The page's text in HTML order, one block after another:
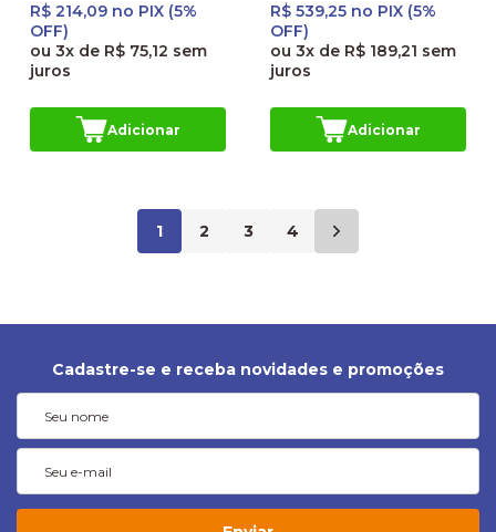
R$ 214,09 no PIX (5%
OFF)
ou 3x de R$ 75,12 sem
juros
Adicionar
R$ 539,25 no PIX (5%
OFF)
ou 3x de R$ 189,21 sem
juros
Adicionar
1 2 3 4
Cadastre-se e receba novidades e promoções